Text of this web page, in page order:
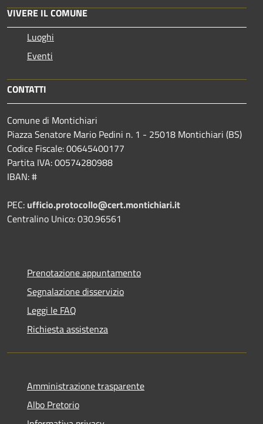
VIVERE IL COMUNE
Luoghi
Eventi
CONTATTI
Comune di Montichiari
Piazza Senatore Mario Pedini n. 1 - 25018 Montichiari (BS)
Codice Fiscale: 00645400177
Partita IVA: 00574280988
IBAN: #
PEC: ufficio.protocollo@cert.montichiari.it
Centralino Unico: 030.96561
Prenotazione appuntamento
Segnalazione disservizio
Leggi le FAQ
Richiesta assistenza
Amministrazione trasparente
Albo Pretorio